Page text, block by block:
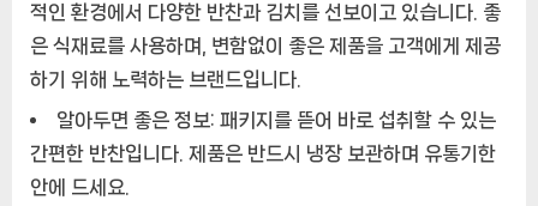
적인 환경에서 다양한 반찬과 김치를 선보이고 있습니다. 좋
은 식재료를 사용하며, 변함없이 좋은 제품을 고객에게 제공
하기 위해 노력하는 브랜드입니다.
알아두면 좋은 정보: 패키지를 뜯어 바로 섭취할 수 있는
간편한 반찬입니다. 제품은 반드시 냉장 보관하며 유통기한
안에 드세요.